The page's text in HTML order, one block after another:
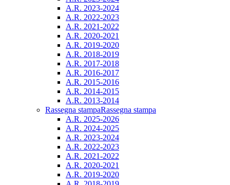
A.R. 2023-2024
A.R. 2022-2023
A.R. 2021-2022
A.R. 2020-2021
A.R. 2019-2020
A.R. 2018-2019
A.R. 2017-2018
A.R. 2016-2017
A.R. 2015-2016
A.R. 2014-2015
A.R. 2013-2014
Rassegna stampaRassegna stampa
A.R. 2025-2026
A.R. 2024-2025
A.R. 2023-2024
A.R. 2022-2023
A.R. 2021-2022
A.R. 2020-2021
A.R. 2019-2020